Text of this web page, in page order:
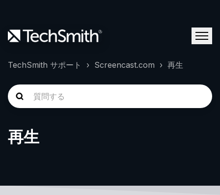
TechSmith サポート Screencast.com 再生
再生